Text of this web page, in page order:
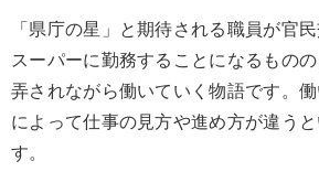
「県庁の星」と期待される職員が官
スーパーに勤務することになるもの
弄されながら働いていく物語です。
によって仕事の見方や進め方が違う
す。